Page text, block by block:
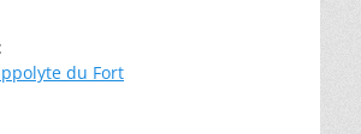
du Fort